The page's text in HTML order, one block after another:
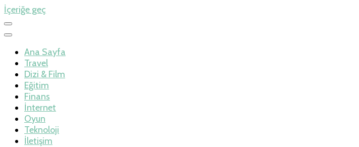
İçeriğe geç
Ana Sayfa
Travel
Dizi & Film
Eğitim
Finans
İnternet
Oyun
Teknoloji
İletişim